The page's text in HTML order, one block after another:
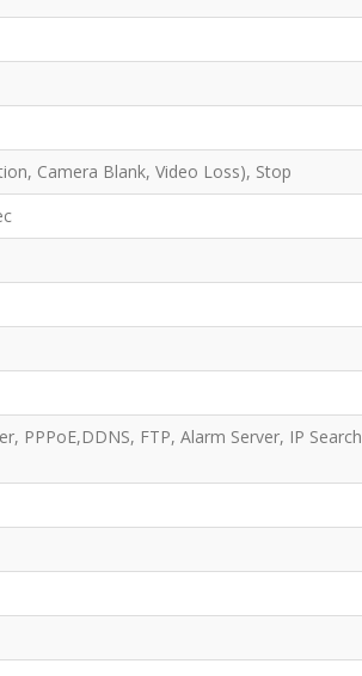
Camera Blank, Video Loss), Stop
PPPoE,DDNS, FTP, Alarm Server, IP Search